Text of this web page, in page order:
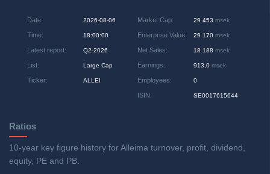
Date: 2026-08-06
Time: 18:00:00
Latest report: Q2-2026
List: Large Cap
Ticker: ALLEI
Market Cap: 29 453 msek
Enterprise Value: 29 170 msek
Net Sales: 18 188 msek
Earnings: 913,0 msek
Employees: 0
ISIN: SE0017615644
Ratios
10-year key figure history for Alleima turnover, profit, dividend,
equity, PE and PB.